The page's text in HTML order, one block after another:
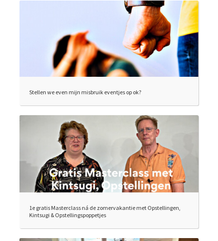
Stellen we even mijn misbruik eventjes op ok?
1e gratis Masterclass ná de zomervakantie met Opstellingen,
Kintsugi & Opstellingspoppetjes